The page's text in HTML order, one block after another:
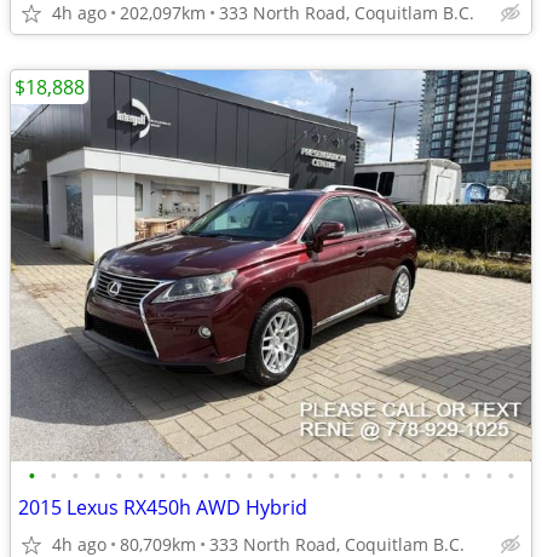
4h ago 202,097km 333 North Road, Coquitlam B.C.
• • • • • • • • • • • • • • • • • • • • • • •
2015 Lexus RX450h AWD Hybrid
4h ago 80,709km 333 North Road, Coquitlam B.C.
$18,888